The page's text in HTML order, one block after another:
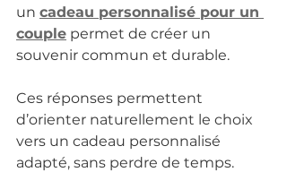
un cadeau personnalisé pour un
couple permet de créer un
souvenir commun et durable.
Ces réponses permettent
d’orienter naturellement le choix
vers un cadeau personnalisé
adapté, sans perdre de temps.